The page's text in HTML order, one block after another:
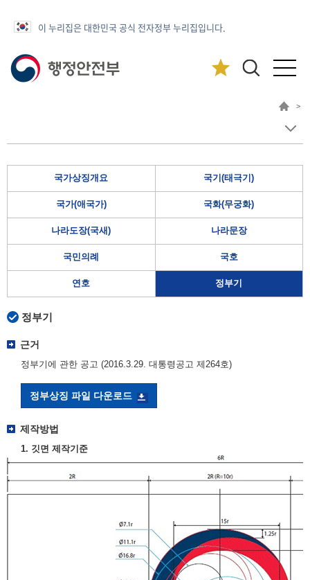
이 누리집은 대한민국 공식 전자정부 누리집입니다.
>
국가상징개요 국기(태극기)
국가(애국가) 국화(무궁화)
나라도장(국새) 나라문장
국민의례 국호
연호 정부기
정부기
근거
정부기에 관한 공고 (2016.3.29. 대통령공고 제264호)
정부상징 파일 다운로드
제작방법
1. 깃면 제작기준